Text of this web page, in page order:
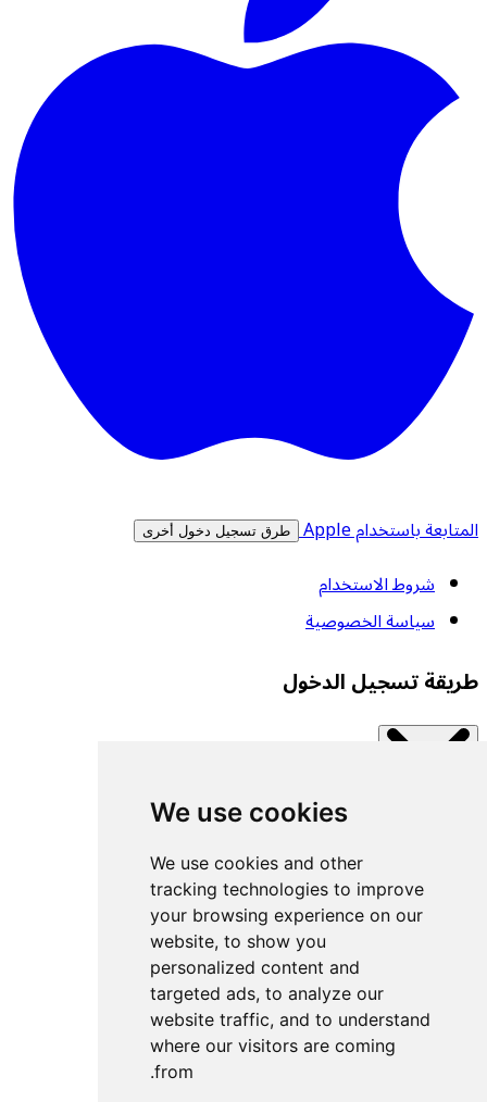
We use cookies
We use cookies and other
tracking technologies to improve
your browsing experience on our
website, to show you
personalized content and
targeted ads, to analyze our
website traffic, and to understand
where our visitors are coming
from.
المتابعة باستخدام Apple طرق تسجيل دخول أخرى
شروط الاستخدام
سياسة الخصوصية
طريقة تسجيل الدخول
اتصل بإحدى الخدمات المتاحة.
تسجيل الدخول بمفتاح مرور
تسجيل الدخول باستخدام UACF
تسجيل الدخول باستخدام Decathlon
تسجيل الدخول باستخدام Withings